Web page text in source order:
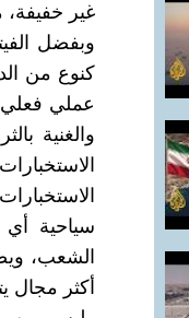
غير
وبفضل
كنوع من
عملي
والغنية
سياحية أي
الشعب،
أكثر مجال